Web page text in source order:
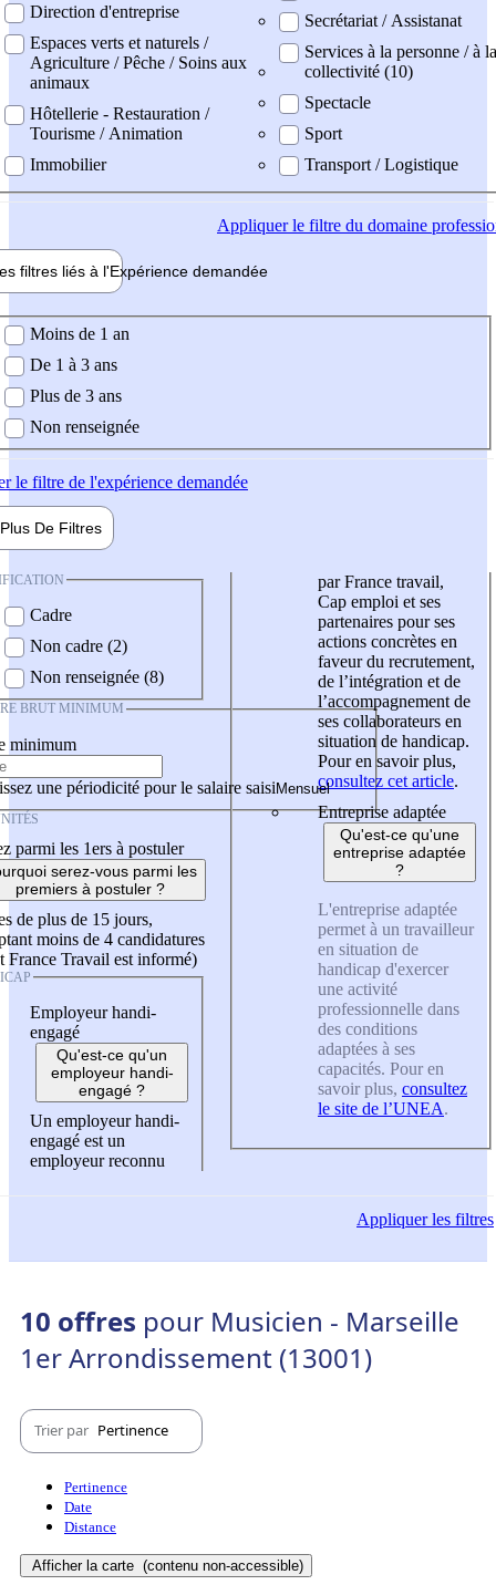
Direction d'entreprise
Espaces verts et naturels /
Agriculture / Pêche / Soins aux
animaux
Hôtellerie - Restauration /
Tourisme / Animation
Immobilier
Secrétariat / Assistanat
Services à la personne / à la
collectivité (10)
Spectacle
Sport
Transport / Logistique
Appliquerle filtre du domaine
filtres liés à l'Expérience demandée
demandée
Moins de 1 an
De 1 à 3 ans
Plus de 3 ans
Non renseignée
le filtre de l'expérience demandée
Plus De Filtres
Cadre
Non cadre (2)
Non renseignée (8)
BRUT MINIMUM
minimum
une périodicité pour le salaire saisi
parmi les 1ers à postuler
serez-vous parmi les
premiers à postuler ?
de plus de 15 jours,
moins de 4 candidatures
France Travail est informé)
Employeur handi-
engagé
Qu'est-ce qu'un
employeur handi-
engagé ?
Un employeur handi-
engagé est un
employeur reconnu
par France travail,
Cap emploi et ses
partenaires pour ses
actions concrètes en
faveur du recrutement,
de l’intégration et de
l’accompagnement de
ses collaborateurs en
situation de handicap.
Pour en savoir plus,
consultez cet article.
Entreprise adaptée
Qu'est-ce qu'une
entreprise adaptée
?
L'entreprise adaptée
permet à un travailleur
en situation de
handicap d'exercer
une activité
professionnelle dans
des conditions
adaptées à ses
capacités. Pour en
savoir plus, consultez
le site de l’UNEA.
Appliquerles filtres
10 offres pour Musicien - Marseille
1er Arrondissement (13001)
Trier par Pertinence
Pertinence
Date
Distance
Afficher la carte (contenu non-accessible)